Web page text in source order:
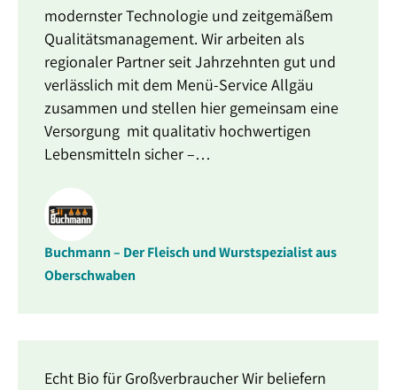
Buchmann – Der Fleisch und Wurstspezialist aus
Oberschwaben
modernster Technologie und zeitgemäßem
Qualitätsmanagement. Wir arbeiten als
regionaler Partner seit Jahrzehnten gut und
verlässlich mit dem Menü-Service Allgäu
zusammen und stellen hier gemeinsam eine
Versorgung mit qualitativ hochwertigen
Lebensmitteln sicher –…
Echt Bio für Großverbraucher Wir beliefern